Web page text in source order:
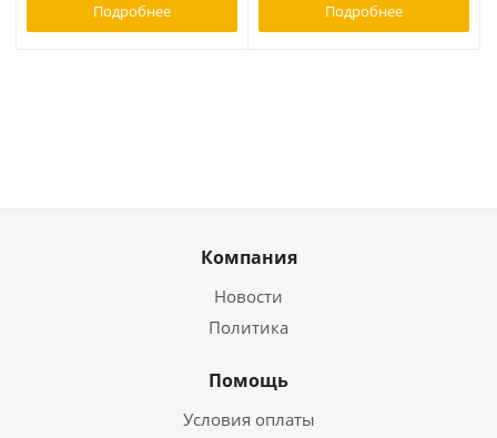
Подробнее Подробнее
Компания
Новости
Политика
Помощь
Условия оплаты